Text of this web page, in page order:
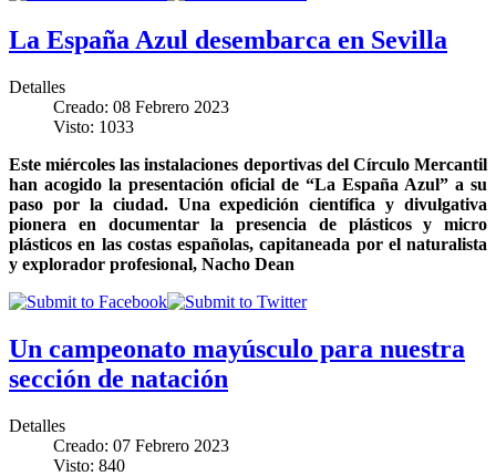
La España Azul desembarca en Sevilla
Detalles
Creado: 08 Febrero 2023
Visto: 1033
Este miércoles las instalaciones deportivas del Círculo Mercantil
han acogido la presentación oficial de “La España Azul” a su
paso por la ciudad. Una expedición científica y divulgativa
pionera en documentar la presencia de plásticos y micro
plásticos en las costas españolas, capitaneada por el naturalista
y explorador profesional, Nacho Dean
Un campeonato mayúsculo para nuestra
sección de natación
Detalles
Creado: 07 Febrero 2023
Visto: 840